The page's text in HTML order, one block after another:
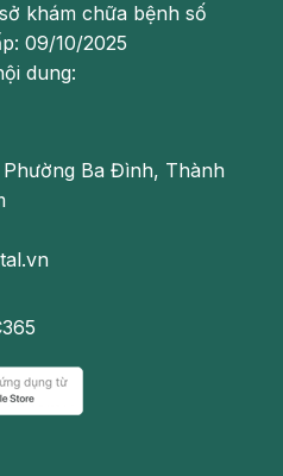
rượu bia, đồ uống có
có tác dụng lợi tiểu, khiến
đến mất nước tương đối,
từ ruột và làm phân
tiện (có thể là do ngại sử
hay do bận rộn)…Nếu
sau một thời gian, người
cũng có thể gây ra tình
khối u gây tắc nghẽn ống
khám chữa bệnh số
09/10/2025
dung:
Ba Đình, Thành